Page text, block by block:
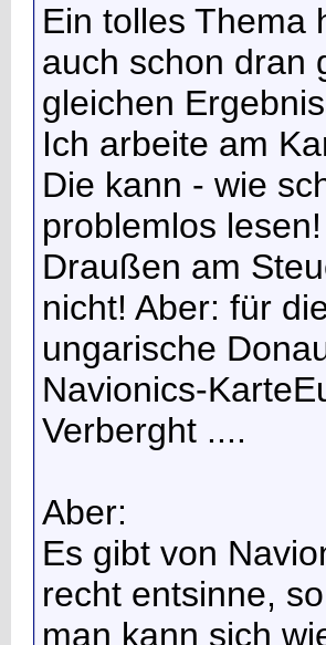
Ein tolles Thema
auch schon dran
gleichen
Ich arbeite am
Die kann - wie
problemlos lesen!
Draußen am
nicht! Aber: für
ungarische
Navionics-
Verberght ....
Aber:
Es gibt von
recht entsinne,
man kann sich